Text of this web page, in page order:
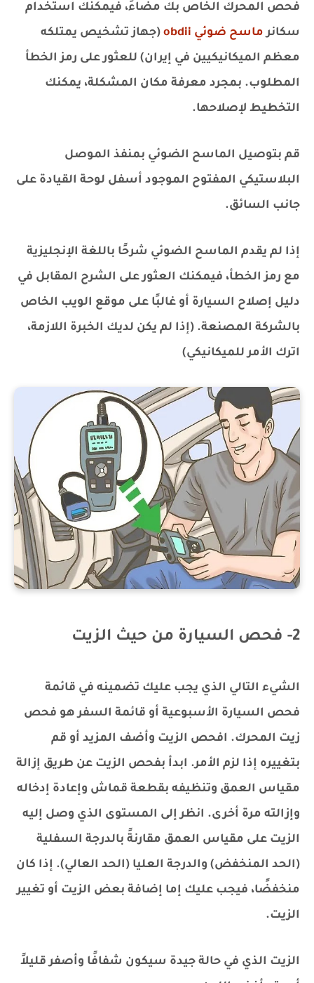
فحص المحرك الخاص بك مضاءً، فيمكنك استخدام
سكانرماسح ضوئي obdii
(جهاز تشخيص يمتلكه
معظم الميكانيكيين في إيران) للعثور على رمز الخطأ
المطلوب. بمجرد معرفة مكان المشكلة، يمكنك
التخطيط لإصلاحها.
قم بتوصيل الماسح الضوئي بمنفذ الموصل
البلاستيكي المفتوح الموجود أسفل لوحة القيادة على
جانب السائق.
إذا لم يقدم الماسح الضوئي شرحًا باللغة الإنجليزية
مع رمز الخطأ، فيمكنك العثور على الشرح المقابل في
دليل إصلاح السيارة أو غالبًا على موقع الويب الخاص
بالشركة المصنعة. (إذا لم يكن لديك الخبرة اللازمة،
اترك الأمر للميكانيكي)
2- فحص السيارة من حيث الزيت
الشيء التالي الذي يجب عليك تضمينه في قائمة
فحص السيارة الأسبوعية أو قائمة السفر هو فحص
زيت المحرك. افحص الزيت وأضف المزيد أو قم
بتغييره إذا لزم الأمر. ابدأ بفحص الزيت عن طريق إزالة
مقياس العمق وتنظيفه بقطعة قماش وإعادة إدخاله
وإزالته مرة أخرى. انظر إلى المستوى الذي وصل إليه
الزيت على مقياس العمق مقارنةً بالدرجة السفلية
(الحد المنخفض) والدرجة العليا (الحد العالي). إذا كان
منخفضًا، فيجب عليك إما إضافة بعض الزيت أو تغيير
الزيت.
الزيت الذي في حالة جيدة سيكون شفافًا وأصفر قليلاً